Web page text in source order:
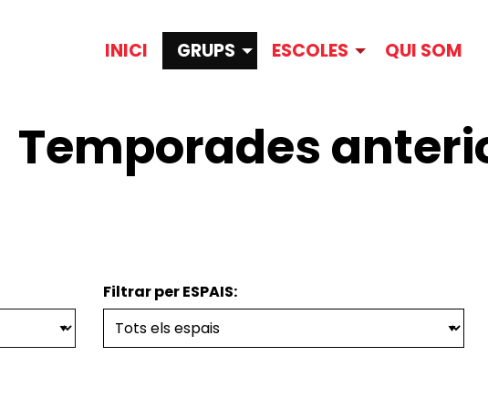
INICI GRUPS ESCOLES QUI SOM
Temporades
Filtrar per ESPAIS: